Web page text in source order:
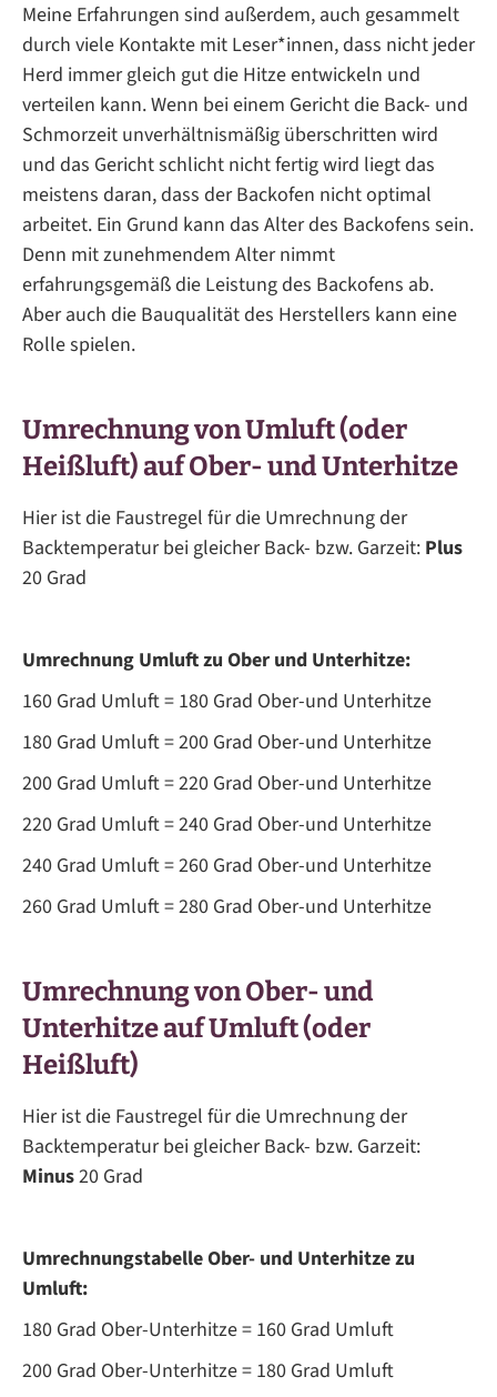
Meine Erfahrungen sind außerdem, auch gesammelt
durch viele Kontakte mit Leser*innen, dass nicht jeder
Herd immer gleich gut die Hitze entwickeln und
verteilen kann. Wenn bei einem Gericht die Back- und
Schmorzeit unverhältnismäßig überschritten wird
und das Gericht schlicht nicht fertig wird liegt das
meistens daran, dass der Backofen nicht optimal
arbeitet. Ein Grund kann das Alter des Backofens sein.
Denn mit zunehmendem Alter nimmt
erfahrungsgemäß die Leistung des Backofens ab.
Aber auch die Bauqualität des Herstellers kann eine
Rolle spielen.
Umrechnung von Umluft (oder
Heißluft) auf Ober- und Unterhitze
Hier ist die Faustregel für die Umrechnung der
Backtemperatur bei gleicher Back- bzw. Garzeit: Plus
20 Grad
Umrechnung Umluft zu Ober und Unterhitze:
160 Grad Umluft = 180 Grad Ober-und Unterhitze
180 Grad Umluft = 200 Grad Ober-und Unterhitze
200 Grad Umluft = 220 Grad Ober-und Unterhitze
220 Grad Umluft = 240 Grad Ober-und Unterhitze
240 Grad Umluft = 260 Grad Ober-und Unterhitze
260 Grad Umluft = 280 Grad Ober-und Unterhitze
Umrechnung von Ober- und
Unterhitze auf Umluft (oder
Heißluft)
Hier ist die Faustregel für die Umrechnung der
Backtemperatur bei gleicher Back- bzw. Garzeit:
Minus20 Grad
Umrechnungstabelle Ober- und Unterhitze zu
Umluft:
180 Grad Ober-Unterhitze = 160 Grad Umluft
200 Grad Ober-Unterhitze = 180 Grad Umluft